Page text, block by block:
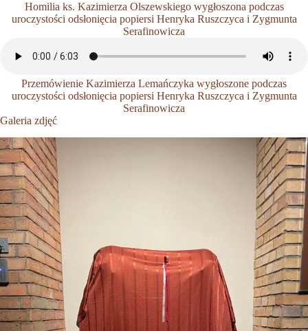
Homilia ks. Kazimierza Olszewskiego wygłoszona podczas
uroczystości odsłonięcia popiersi Henryka Ruszczyca i Zygmunta
Serafinowicza
Przemówienie Kazimierza Lemańczyka wygłoszone podczas
uroczystości odsłonięcia popiersi Henryka Ruszczyca i Zygmunta
Serafinowicza
Galeria zdjęć